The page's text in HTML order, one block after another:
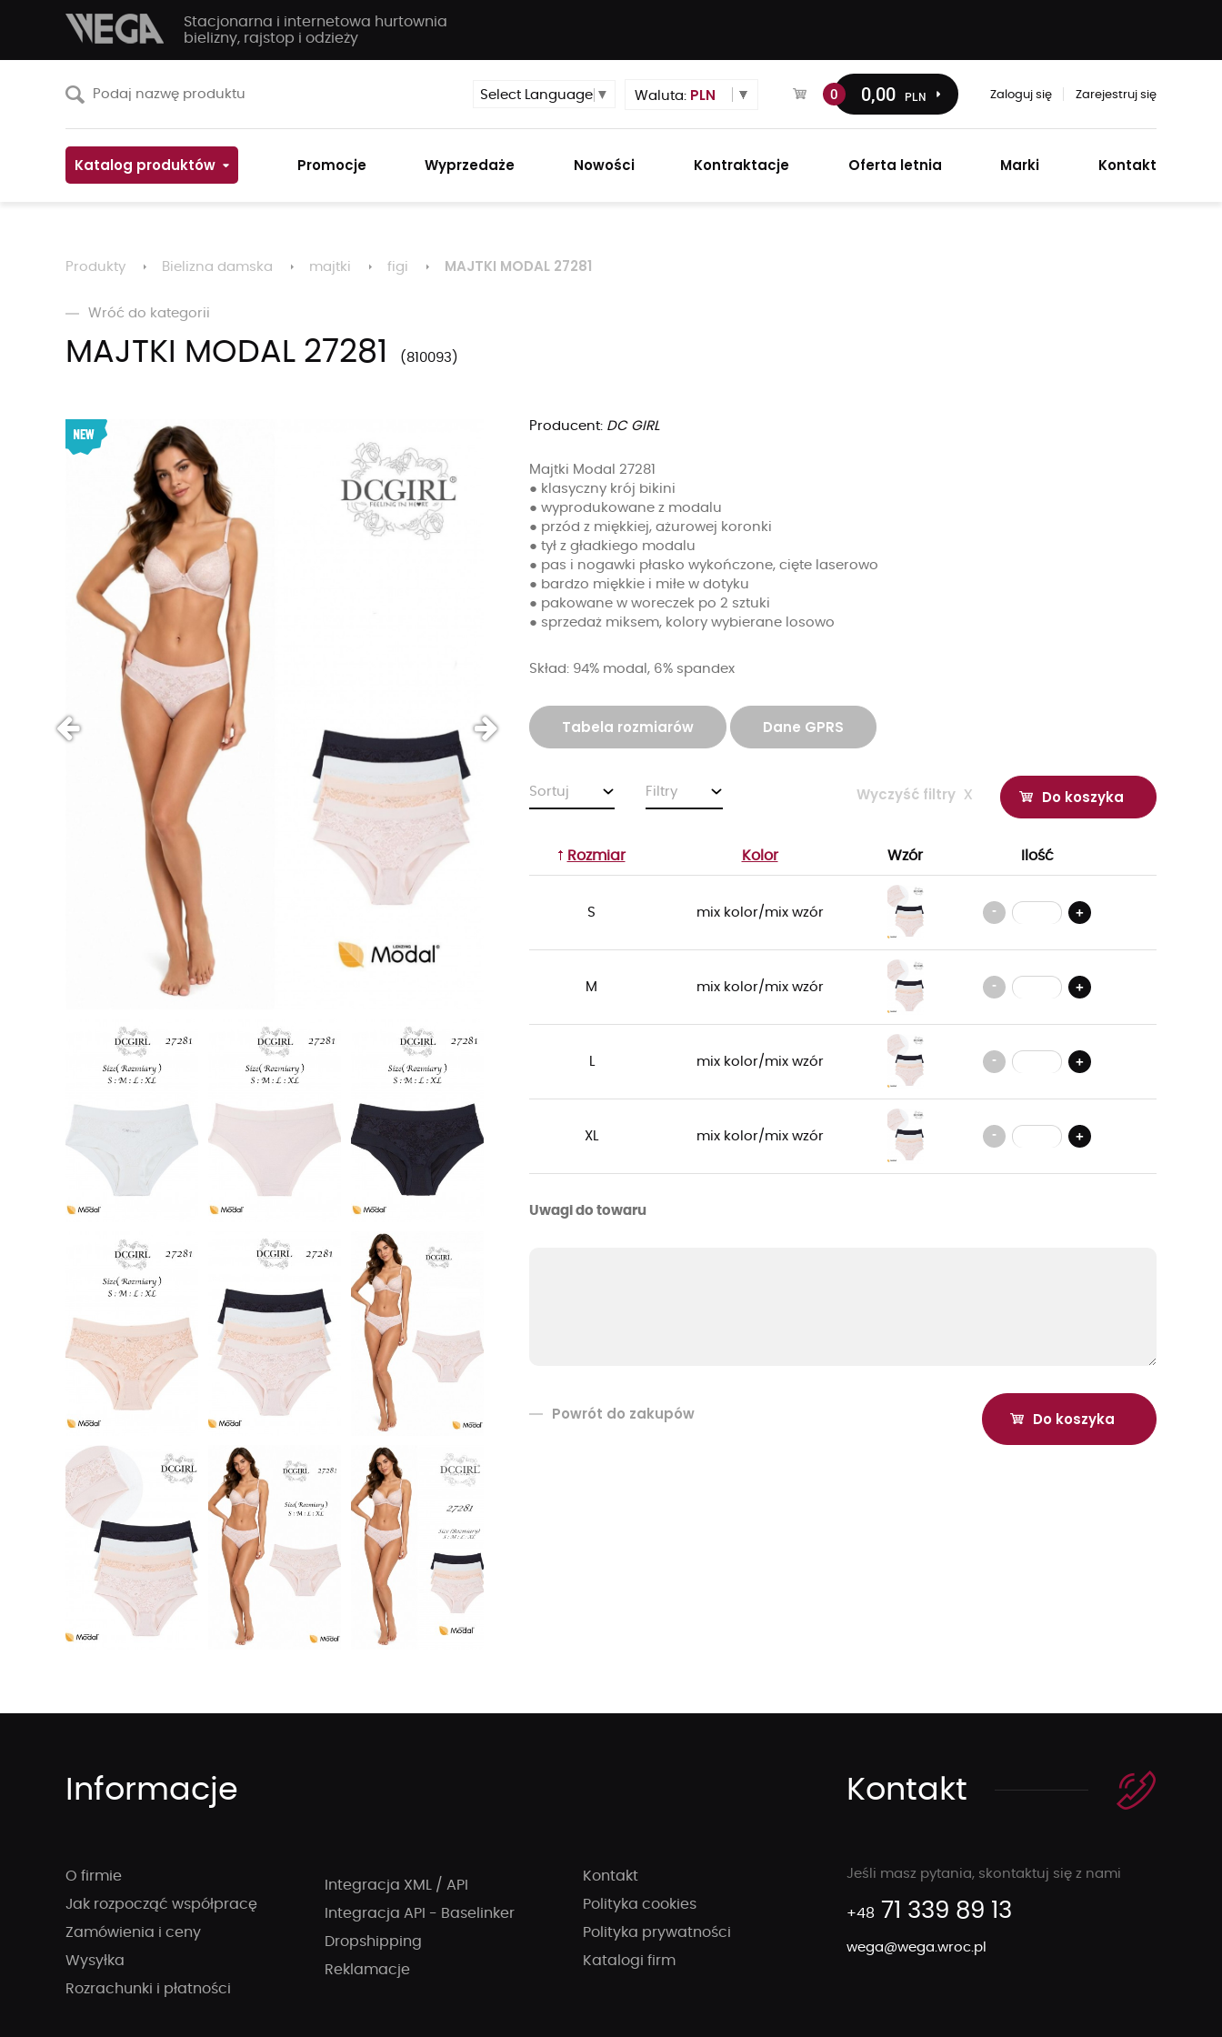
Stacjonarna i internetowa hurtownia
bielizny, rajstop i odzieży
Select Language ▼ Waluta: PLN 0 0,00 PLN Zaloguj się Zarejestruj się
Katalog produktów Promocje Wyprzedaże Nowości Kontraktacje Oferta letnia Marki Kontakt
Produkty Bielizna damska majtki figi MAJTKI MODAL 27281
Wróć do kategorii
MAJTKI MODAL 27281 810093
Producent: DC GIRL
Majtki Modal 27281
● klasyczny krój bikini
● wyprodukowane z modalu
● przód z miękkiej, ażurowej koronki
● tył z gładkiego modalu
● pas i nogawki płasko wykończone, cięte laserowo
● bardzo miękkie i miłe w dotyku
● pakowane w woreczek po 2 sztuki
● sprzedaż miksem, kolory wybierane losowo
Skład: 94% modal, 6% spandex
Tabela rozmiarów Dane GPRS
Sortuj Filtry Do koszyka
Wyczyść filtry x
Rozmiar Kolor Wzór Ilość
S mix kolor/mix wzór - +
M mix kolor/mix wzór - +
L mix kolor/mix wzór - +
XL mix kolor/mix wzór - +
Uwagi do towaru
Powrót do zakupów
Informacje
O firmie
Jak rozpocząć współpracę
Zamówienia i ceny
Wysyłka
Rozrachunki i płatności
Integracja XML / API
Integracja API - Baselinker
Dropshipping
Reklamacje
Kontakt
Polityka cookies
Polityka prywatności
Katalogi firm
Kontakt
Jeśli masz pytania, skontaktuj się z nami
+48 71 339 89 13
wega@wega.wroc.pl